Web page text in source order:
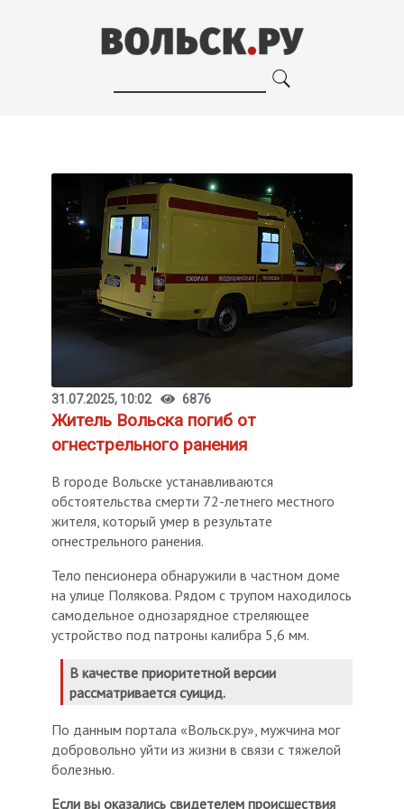
31.07.2025, 10:02 6876
Житель Вольска погиб от
огнестрельного ранения
В городе Вольске устанавливаются
обстоятельства смерти 72-летнего местного
жителя, который умер в результате
огнестрельного ранения.
Тело пенсионера обнаружили в частном доме
на улице Полякова. Рядом с трупом находилось
самодельное однозарядное стреляющее
устройство под патроны калибра 5,6 мм.
В качестве приоритетной версии
рассматривается суицид.
По данным портала «Вольск.ру», мужчина мог
добровольно уйти из жизни в связи с тяжелой
болезнью.
Если вы оказались свидетелем происшествия